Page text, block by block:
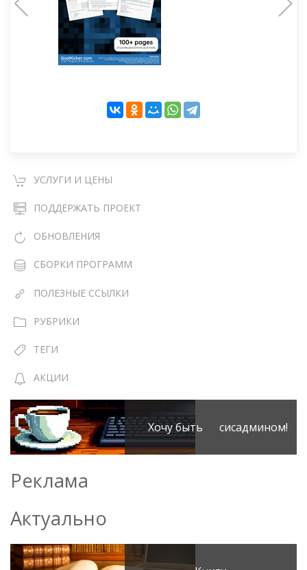
УСЛУГИ И ЦЕНЫ
ПОДДЕРЖАТЬ ПРОЕКТ
ОБНОВЛЕНИЯ
СБОРКИ ПРОГРАММ
ПОЛЕЗНЫЕ ССЫЛКИ
РУБРИКИ
ТЕГИ
АКЦИИ
Хочу быть сисадмином!
Реклама
Актуально